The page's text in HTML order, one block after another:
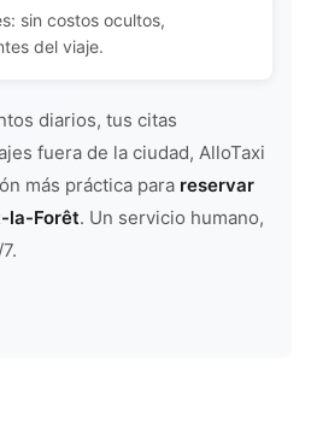
sin costos ocultos,
del viaje.
diarios, tus citas
fuera de la ciudad, AlloTaxi
más práctica para reservar
la-Forêt. Un servicio humano,